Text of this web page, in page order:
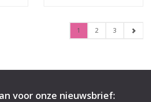
1 2 3
voor onze nieuwsbrief: